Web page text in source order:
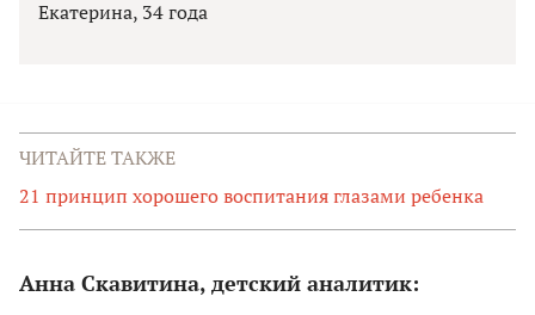
Екатерина, 34 года
ЧИТАЙТЕ ТАКЖЕ
21 принцип хорошего воспитания глазами ребенка
Анна Скавитина, детский аналитик: